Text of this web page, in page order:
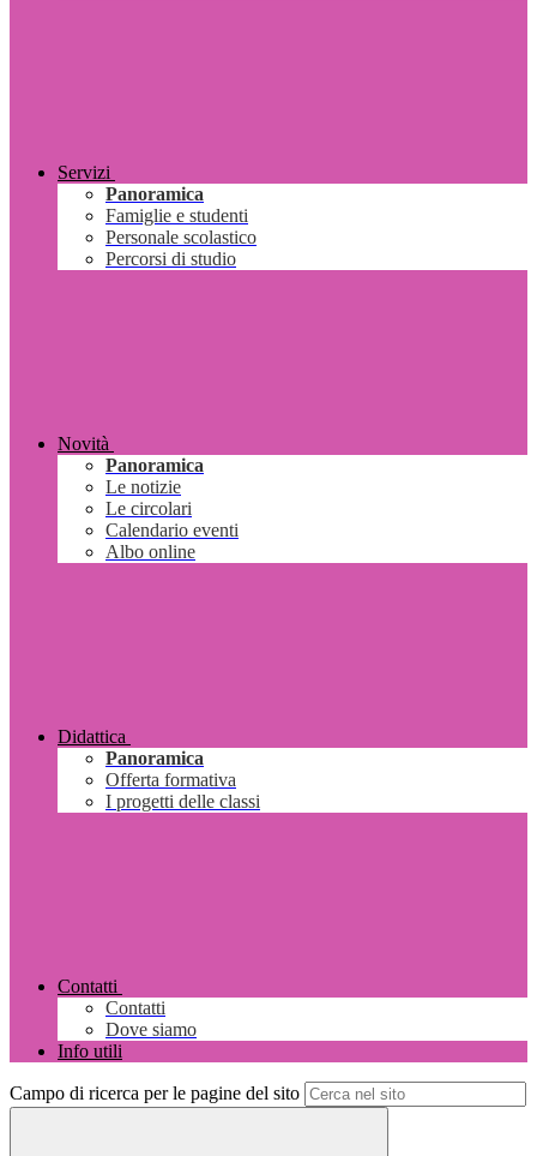
Servizi
Panoramica
Famiglie e studenti
Personale scolastico
Percorsi di studio
Novità
Panoramica
Le notizie
Le circolari
Calendario eventi
Albo online
Didattica
Panoramica
Offerta formativa
I progetti delle classi
Contatti
Contatti
Dove siamo
Info utili
Campo di ricerca per le pagine del sito